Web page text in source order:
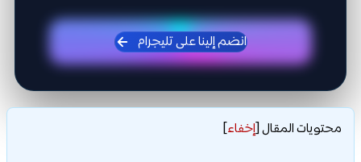
انضم إلينا على تليجرام
محتويات المقال[إخفاء]